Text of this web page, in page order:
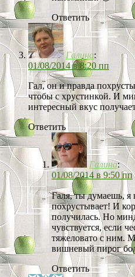
Ответить
Галина:
01/08/2014 в 8:20 пп
Гал, он и правда
чтобы с хрустинкой. И
интересный вкус
Ответить
Галина:
01/08/2014 в 9:50 пп
Галя, ты думаешь,
похрустывает! И
получилась. Но
чувствуется, если
тяжеловато с ним.
вишневый пирог
Ответить